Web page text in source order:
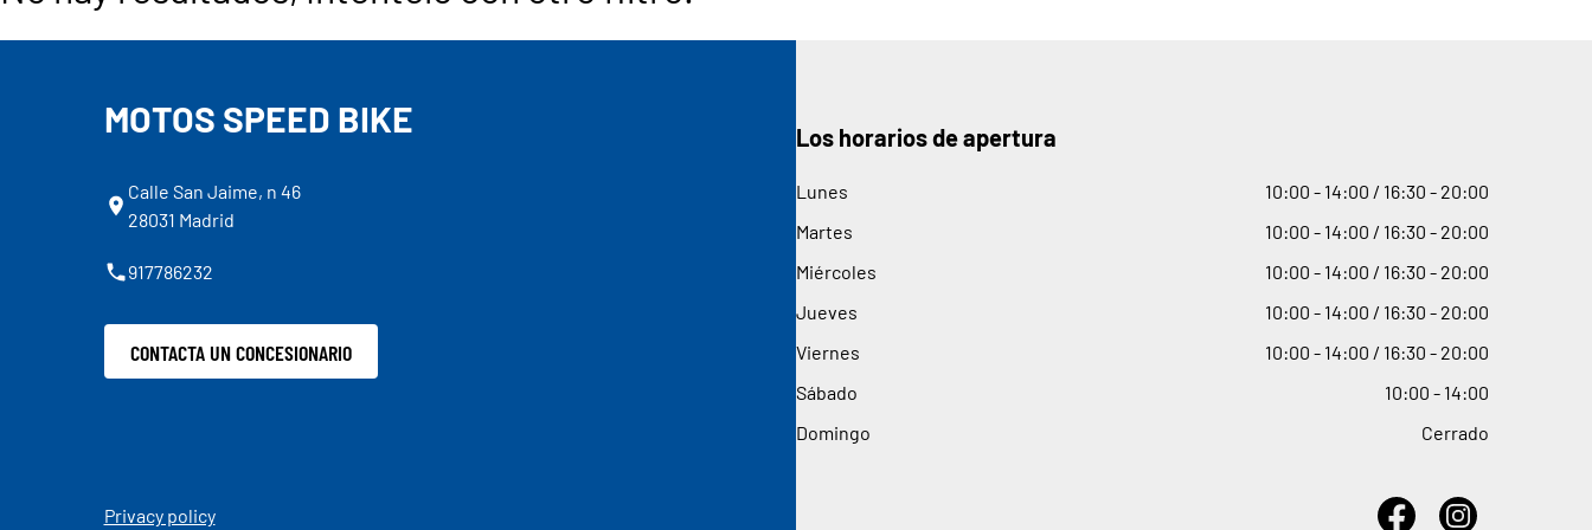
MOTOS SPEED BIKE
Calle San Jaime, n 46
28031 Madrid
917786232
CONTACTA UN CONCESIONARIO
Los horarios de apertura
Lunes 10:00 - 14:00 / 16:30 - 20:00
Martes
10:00 - 14:00 / 16:30 - 20:00
Miércoles
10:00 - 14:00 / 16:30 - 20:00
Jueves
10:00 - 14:00 / 16:30 - 20:00
Viernes
10:00 - 14:00 / 16:30 - 20:00
Sábado
10:00 - 14:00
Domingo
Cerrado
Privacy policy